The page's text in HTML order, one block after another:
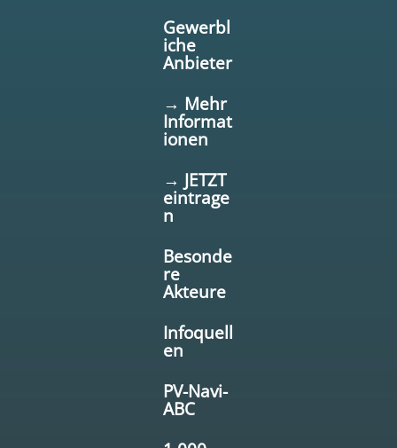
Gewerbl
iche
Anbieter
→ Mehr
Informat
ionen
→ JETZT
eintrage
n
Besonde
re
Akteure
Infoquell
en
PV-Navi-
ABC